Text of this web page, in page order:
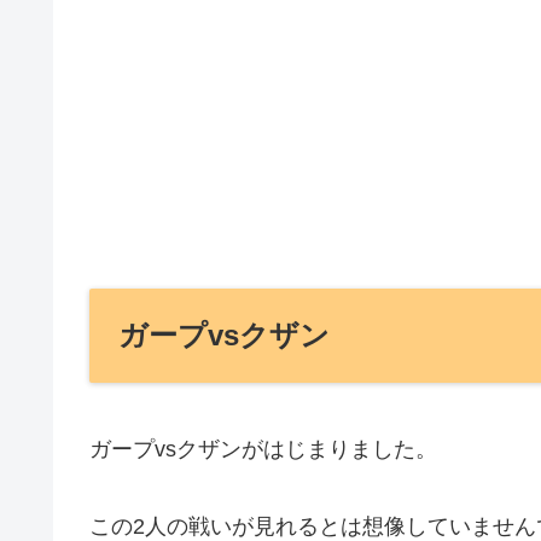
ガープvsクザン
ガープvsクザンがはじまりました。
この2人の戦いが見れるとは想像していませ